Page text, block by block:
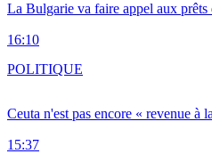
La Bulgarie va faire appel aux prêts
16:10
Ceuta n'est pas encore « revenue à
15:37
POLITIQUE